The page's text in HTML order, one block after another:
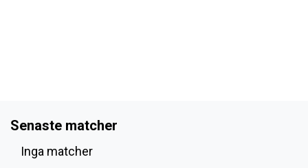
Senaste matcher
Inga matcher